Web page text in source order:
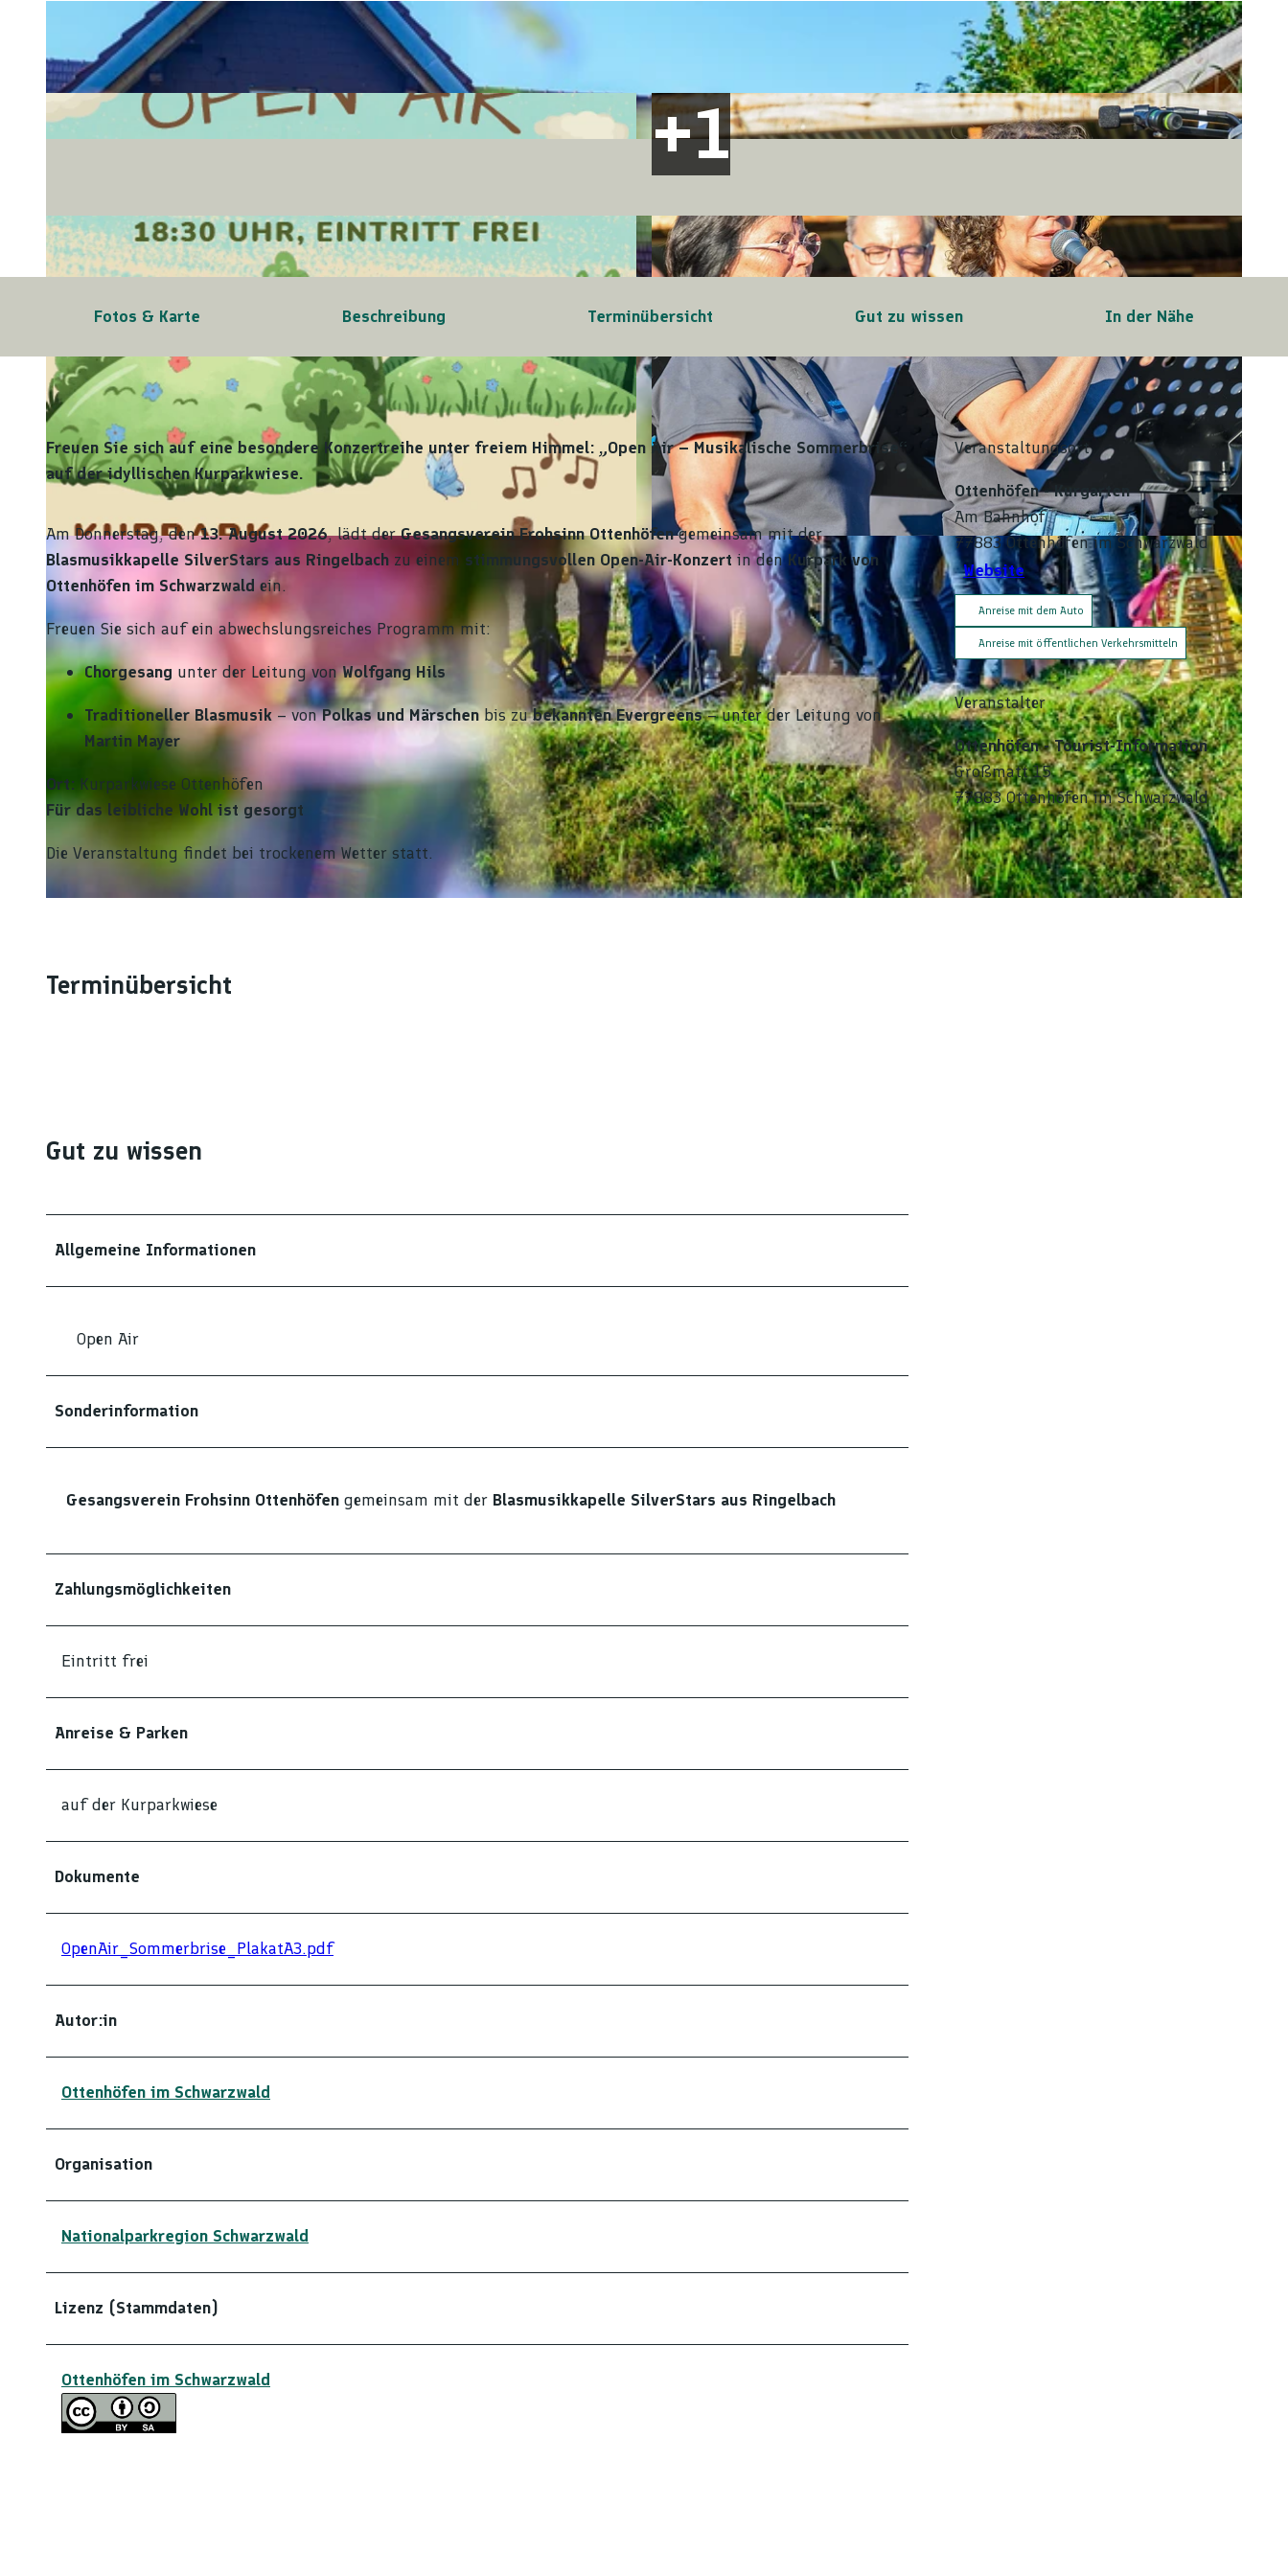
© KI-generiertes Bild (Canva) | © Nicolai Stotz |CC-BY-SA
Fotos & Karte Beschreibung Terminübersicht Gut zu wissen In der Nähe
Freuen Sie sich auf eine besondere Konzertreihe unter freiem Himmel: „Open Air – Musikalische Sommerbrise“
auf der idyllischen Kurparkwiese.
Am Donnerstag, den13. August 2026, lädt derGesangsverein Frohsinn Ottenhöfengemeinsam mit der
Blasmusikkapelle SilverStars aus Ringelbach zu einem stimmungsvollen Open-Air-Konzertin denKurpark von
Ottenhöfen im Schwarzwaldein.
Freuen Sie sich auf ein abwechslungsreiches Programm mit:
Chorgesang unter der Leitung vonWolfgang Hils
Traditioneller Blasmusik– vonPolkas und Märschenbis zubekannten Evergreens– unter der Leitung von
Martin Mayer
Ort: Kurparkwiese Ottenhöfen
Für das leibliche Wohl ist gesorgt
Die Veranstaltung findet bei trockenem Wetter statt.
Terminübersicht
Gut zu wissen
Allgemeine Informationen
Open Air
Sonderinformation
Gesangsverein Frohsinn Ottenhöfen gemeinsam mit der Blasmusikkapelle SilverStars aus Ringelbach
Zahlungsmöglichkeiten
Eintritt frei
Anreise & Parken
auf der Kurparkwiese
Dokumente
OpenAir_Sommerbrise_PlakatA3.pdf
Autor:in
Ottenhöfen im Schwarzwald
Organisation
Nationalparkregion Schwarzwald
Lizenz (Stammdaten)
Ottenhöfen im Schwarzwald
Veranstaltungsort
Ottenhöfen - Kurgarten
Am Bahnhof
77883Ottenhöfen im Schwarzwald
Website
Anreise mit dem Auto
Anreise mit öffentlichen Verkehrsmitteln
Veranstalter
Ottenhöfen - Tourist-Information
Großmatt 15
77883Ottenhöfen im Schwarzwald